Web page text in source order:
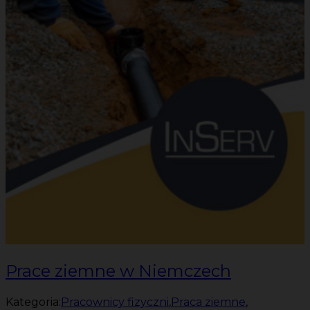
Prace ziemne w Niemczech
Kategoria:Pracownicy fizyczni,Praca ziemne,